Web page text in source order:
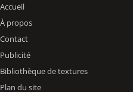
Accueil
À propos
Contact
Publicité
Bibliothèque de textures
Plan du site